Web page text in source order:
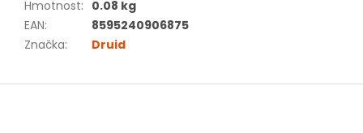
Hmotnost: 0.08 kg
EAN:
8595240906875
Značka: Druid
Z